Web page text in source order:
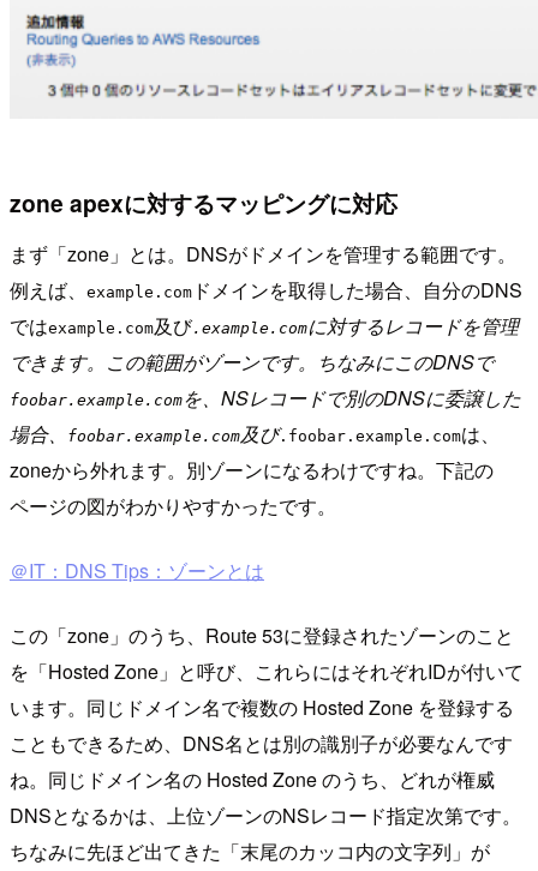
zone apexに対するマッピングに対応
まず「zone」とは。DNSがドメインを管理する範囲です。
例えば、
example.com ドメインを取得した場合、自分のDNS
ではexample.com及び.example.comに対するレコードを管理
できます。この範囲がゾーンです。ちなみにこのDNSで
foobar.example.comを、NSレコードで別のDNSに委譲した
場合、
foobar.example.com及び.foobar.example.comは、
zoneから外れます。別ゾーンになるわけですね。下記の
ページの図がわかりやすかったです。
＠IT：DNS Tips：ゾーンとは
この「zone」のうち、Route 53に登録されたゾーンのこと
を「Hosted Zone」と呼び、これらにはそれぞれIDが付いて
います。同じドメイン名で複数の Hosted Zone を登録する
こともできるため、DNS名とは別の識別子が必要なんです
ね。同じドメイン名の Hosted Zone のうち、どれが権威
DNSとなるかは、上位ゾーンのNSレコード指定次第です。
ちなみに先ほど出てきた「末尾のカッコ内の文字列」が